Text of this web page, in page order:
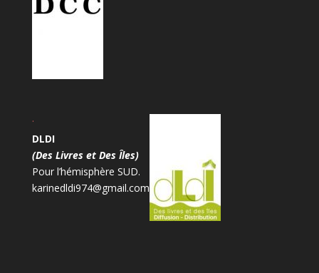
.
DLDI
(Des Livres et Des Îles)
Pour l’hémisphère SUD.
karinedldi974@gmail.com